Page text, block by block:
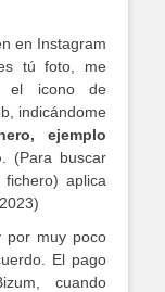
en Instagram
tú foto, me
el icono de
indicándome
ejemplo
. (Para buscar
aplica
por muy poco
El pago
cuando